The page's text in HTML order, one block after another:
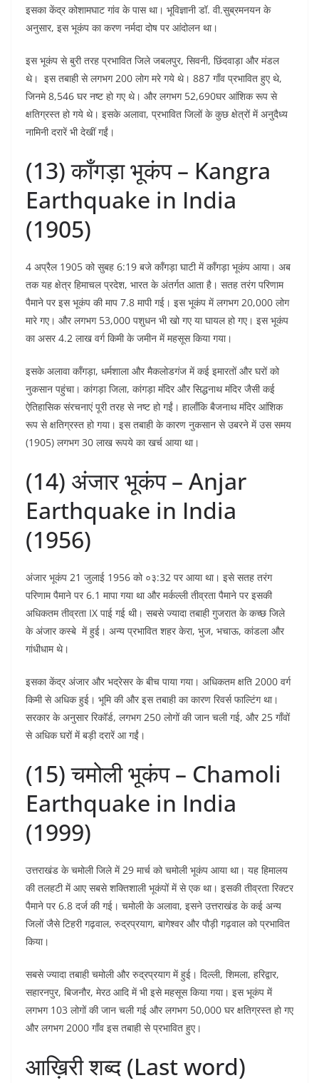
इसका केंद्र कोशामघाट गांव के पास था। भूविज्ञानी डॉ. वी.सुब्रमनयन के
अनुसार, इस भूकंप का करण नर्मदा दोष पर आंदोलन था।
इस भूकंप से बुरी तरह प्रभावित जिले जबलपुर, सिवनी, छिंदवाड़ा और मंडल
थे। इस तबाही से लगभग 200 लोग मरे गये थे। 887 गाँव प्रभावित हुए थे,
जिनमे 8,546 घर नष्ट हो गए थे। और लगभग 52,690घर आंशिक रूप से
क्षतिग्रस्त हो गये थे। इसके अलावा, प्रभावित जिलों के कुछ क्षेत्रों में अनुदैध्य
नामिनी दरारें भी देखीं गईं।
(13) काँगड़ा भूकंप – Kangra
Earthquake in India
(1905)
4 अप्रैल 1905 को सुबह 6:19 बजे काँगड़ा घाटी में काँगड़ा भूकंप आया। अब
तक यह क्षेत्र हिमाचल प्रदेश, भारत के अंतर्गत आता है। सतह तरंग परिणाम
पैमाने पर इस भूकंप की माप 7.8 मापी गई। इस भूकंप में लगभग 20,000 लोग
मारे गए। और लगभग 53,000 पशुधन भी खो गए या घायल हो गए। इस भूकंप
का असर 4.2 लाख वर्ग किमी के जमीन में महसूस किया गया।
इसके अलावा काँगड़ा, धर्मशाला और मैकलोडगंज में कई इमारतों और घरों को
नुकसान पहुंचा। कांगड़ा जिला, कांगड़ा मंदिर और सिद्धनाथ मंदिर जैसी कई
ऐतिहासिक संरचनाएं पूरी तरह से नष्ट हो गईं। हालाँकि बैजनाथ मंदिर आंशिक
रूप से क्षतिग्रस्त हो गया। इस तबाही के कारण नुकसान से उबरने में उस समय
(1905) लगभग 30 लाख रूपये का खर्च आया था।
(14) अंजार भूकंप – Anjar
Earthquake in India
(1956)
अंजार भूकंप 21 जुलाई 1956 को ०३:32 पर आया था। इसे सतह तरंग
परिणाम पैमाने पर 6.1 मापा गया था और मर्कल्ली तीव्रता पैमाने पर इसकी
अधिकतम तीव्रता IX पाई गई थी। सबसे ज्यादा तबाही गुजरात के कच्छ जिले
के अंजार कस्बे में हुई। अन्य प्रभावित शहर केरा, भुज, भचाऊ, कांडला और
गांधीधाम थे।
इसका केंद्र अंजार और भद्रेसर के बीच पाया गया। अधिकतम क्षति 2000 वर्ग
किमी से अधिक हुई। भूमि की और इस तबाही का कारण रिवर्स फाल्टिंग था।
सरकार के अनुसार रिकॉर्ड, लगभग 250 लोगों की जान चली गई, और 25 गाँवों
से अधिक घरों में बड़ी दरारें आ गईं।
(15) चमोली भूकंप – Chamoli
Earthquake in India
(1999)
उत्तराखंड के चमोली जिले में 29 मार्च को चमोली भूकंप आया था। यह हिमालय
की तलहटी में आए सबसे शक्तिशाली भूकंपों में से एक था। इसकी तीव्रता रिक्टर
पैमाने पर 6.8 दर्ज की गई। चमोली के अलावा, इसने उत्तराखंड के कई अन्य
जिलों जैसे टिहरी गढ़वाल, रुद्रप्रयाग, बागेश्वर और पौड़ी गढ़वाल को प्रभावित
किया।
सबसे ज्यादा तबाही चमोली और रुद्रप्रयाग में हुई। दिल्ली, शिमला, हरिद्वार,
सहारनपुर, बिजनौर, मेरठ आदि में भी इसे महसूस किया गया। इस भूकंप में
लगभग 103 लोगों की जान चली गई और लगभग 50,000 घर क्षतिग्रस्त हो गए
और लगभग 2000 गाँव इस तबाही से प्रभावित हुए।
आख़िरी शब्द (Last word)